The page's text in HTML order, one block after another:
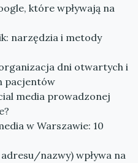
które wpływają na
narzędzia i metody
dni otwartych i
pacjentów
media prowadzonej
w Warszawie: 10
nazwy) wpływa na